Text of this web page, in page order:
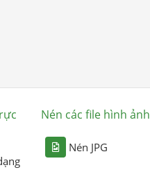
Nén các file hình ảnh
Nén JPG